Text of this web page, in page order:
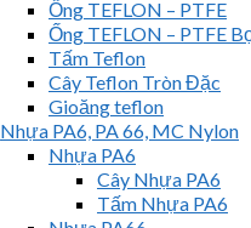
Ống TEFLON – PTFE
Ống TEFLON – PTFE
Tấm Teflon
Cây Teflon Tròn Đặc
Gioăng teflon
Nhựa PA6, PA 66, MC Nylon
Nhựa PA6
Cây Nhựa PA6
Tấm Nhựa PA6